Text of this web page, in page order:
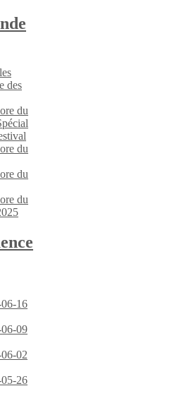
des
du
du
du
du
16
09
02
26